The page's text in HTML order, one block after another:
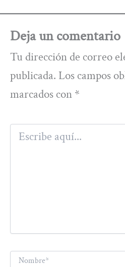
Deja un comentario
Tu dirección de correo
publicada. Los campos
marcados con *
Escribe
aquí...
Nombre*